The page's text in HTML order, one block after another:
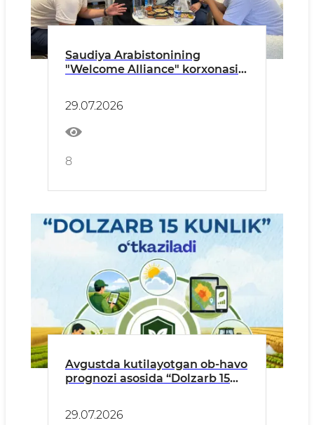
Saudiya Arabistonining
"Welcome Alliance" korxonasi
tanishish maqsadida
mamlakatimizda bo'lib turgani
haqida xabardor qilgan edik.
29.07.2026
8
Avgustda kutilayotgan ob-havo
prognozi asosida “Dolzarb 15
29.07.2026